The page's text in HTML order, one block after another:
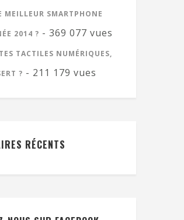
MEILLEUR SMARTPHONE
2014 ? - 369 077 vues
TACTILES NUMÉRIQUES,
? - 211 179 vues
RÉCENTS